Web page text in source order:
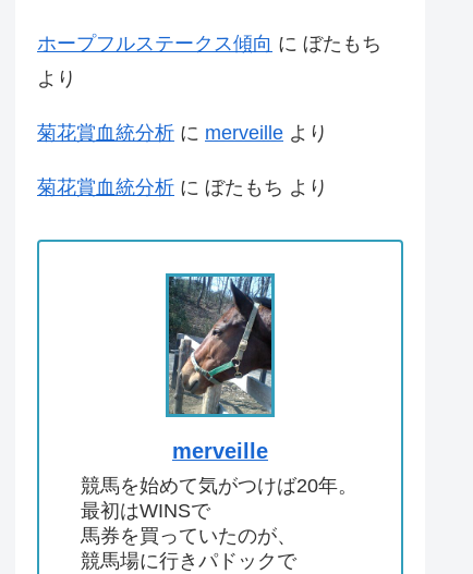
ホープフルステークス傾向 に ぼたもち
より
菊花賞血統分析 に merveille より
菊花賞血統分析 に ぼたもち より
merveille
競馬を始めて気がつけば20年。
最初はWINSで
馬券を買っていたのが、
競馬場に行きパドックで